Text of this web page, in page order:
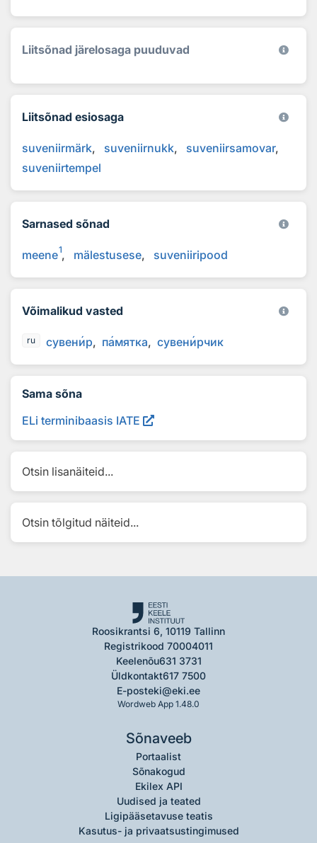
Liitsõnad järelosaga puuduvad
Liitsõnad esiosaga
suveniirmärk suveniirnukk
suveniirsamovar
suveniirtempel
Sarnased sõnad
meene1 mälestusese suveniiripood
Võimalikud vasted
ru сувенир памятка сувенирчик
Sama sõna
ELi terminibaasis IATE
Otsin lisanäiteid...
Otsin tõlgitud näiteid...
Roosikrantsi 6, 10119 Tallinn
Registrikood 70004011
Keelenõu631 3731
Üldkontakt617 7500
E-posteki@eki.ee
Wordweb App 1.48.0
Sõnaveeb
Portaalist
Sõnakogud
Ekilex API
Uudised ja teated
Ligipääsetavuse teatis
Kasutus- ja privaatsustingimused